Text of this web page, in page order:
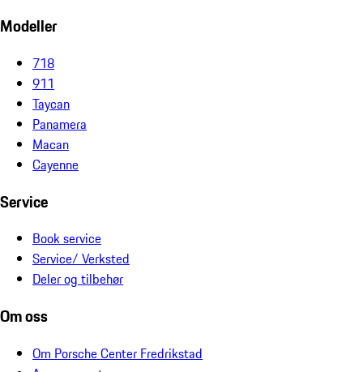
Modeller
718
911
Taycan
Panamera
Macan
Cayenne
Service
Book service
Service/ Verksted
Deler og tilbehør
Om oss
Om Porsche Center Fredrikstad